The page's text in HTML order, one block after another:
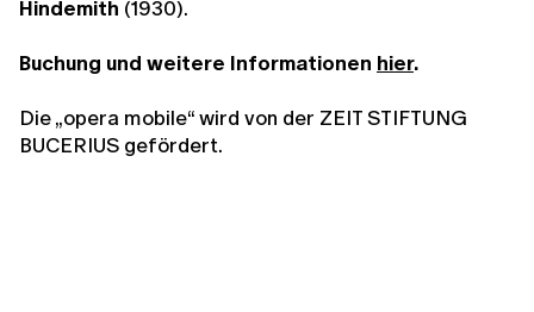
Hindemith (1930).
Buchung und weitere Informationen hier.
Die „opera mobile“ wird von der ZEIT STIFTUNG
BUCERIUS gefördert.